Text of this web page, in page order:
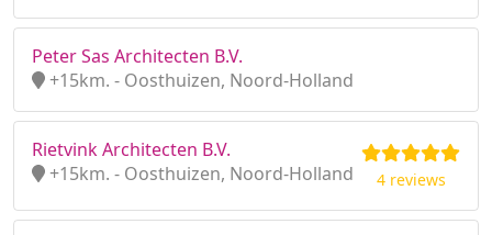
Peter Sas Architecten B.V.
+15km. - Oosthuizen, Noord-Holland
Rietvink Architecten B.V.
+15km. - Oosthuizen, Noord-Holland
4 reviews